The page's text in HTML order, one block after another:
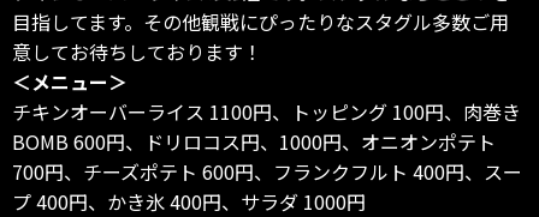
目指してます。その他観戦にぴったりなスタグル多数ご用
意してお待ちしております！
＜メニュー＞
チキンオーバーライス 1100円、トッピング 100円、肉巻き
BOMB 600円、ドリロコス円、1000円、オニオンポテト
700円、チーズポテト 600円、フランクフルト 400円、スー
プ 400円、かき氷 400円、サラダ 1000円